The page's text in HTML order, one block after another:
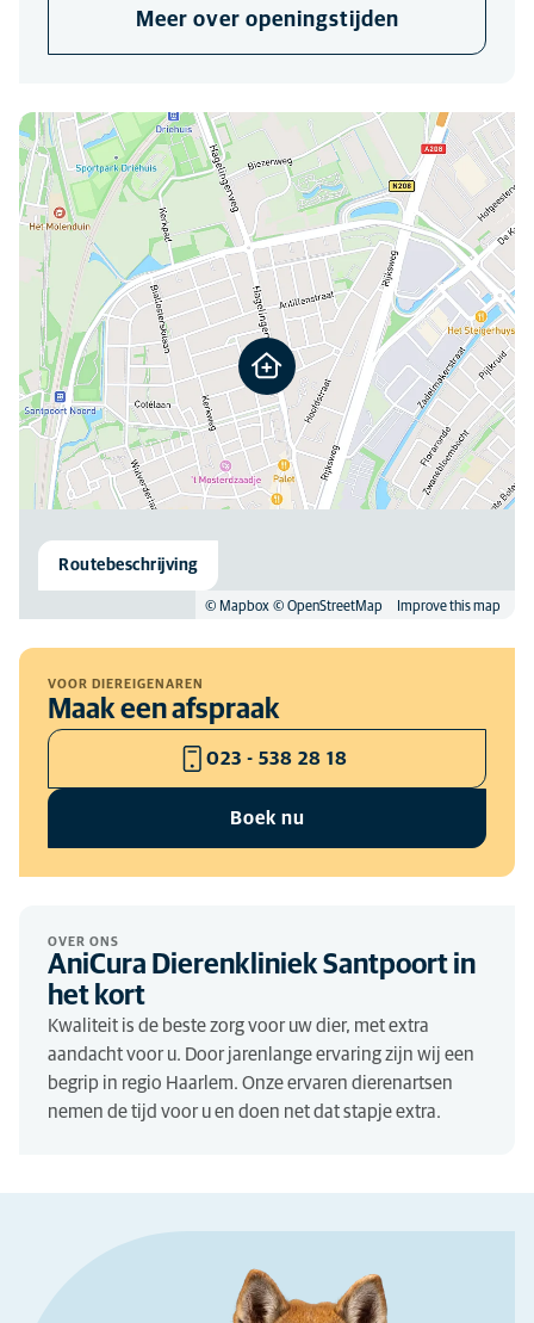
GeslotenMeer over openingstijden
U kunt ons hier vinden
© Mapbox © OpenStreetMap Improve this map
Routebeschrijving
VOOR DIEREIGENAREN
Maak een afspraak
023 - 538 28 18
Boek nu
OVER ONS
AniCura Dierenkliniek Santpoort in
het kort
Kwaliteit is de beste zorg voor uw dier, met extra
aandacht voor u. Door jarenlange ervaring zijn wij een
begrip in regio Haarlem. Onze ervaren dierenartsen
nemen de tijd voor u en doen net dat stapje extra.